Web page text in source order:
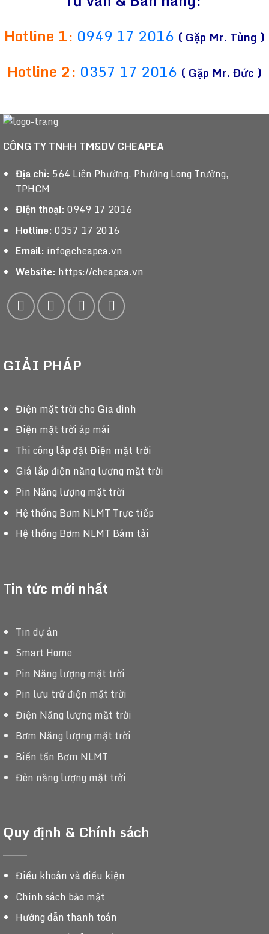
Hotline 1: 0949 17 2016 ( Gặp Mr. Tùng )
Hotline 2: 0357 17 2016 ( Gặp Mr. Đức )
CÔNG TY TNHH TM&DV CHEAPEA
Địa chỉ: 564 Liên Phường, Phường Long Trường,
TPHCM
Điện thoại: 0949 17 2016
Hotline: 0357 17 2016
Email: info@cheapea.vn
Website: https://cheapea.vn
GIẢI PHÁP
Điện mặt trời cho Gia đình
Điện mặt trời áp mái
Thi công lắp đặt Điện mặt trời
Giá lắp điện năng lượng mặt trời
Pin Năng lượng mặt trời
Hệ thống Bơm NLMT Trực tiếp
Hệ thống Bơm NLMT Bám tải
Tin tức mới nhất
Tin dự án
Smart Home
Pin Năng lượng mặt trời
Pin lưu trữ điện mặt trời
Điện Năng lượng mặt trời
Bơm Năng lượng mặt trời
Biến tần Bơm NLMT
Đèn năng lượng mặt trời
Quy định & Chính sách
Điều khoản và điều kiện
Chính sách bảo mật
Hướng dẫn thanh toán